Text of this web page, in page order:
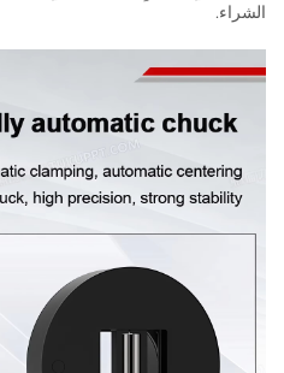
الشراء.